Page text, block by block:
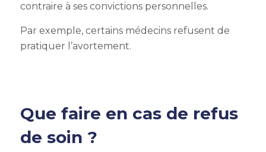
contraire à ses convictions personnelles.
Par exemple, certains médecins refusent de
pratiquer l’avortement.
Que faire en cas de refus
de soin ?